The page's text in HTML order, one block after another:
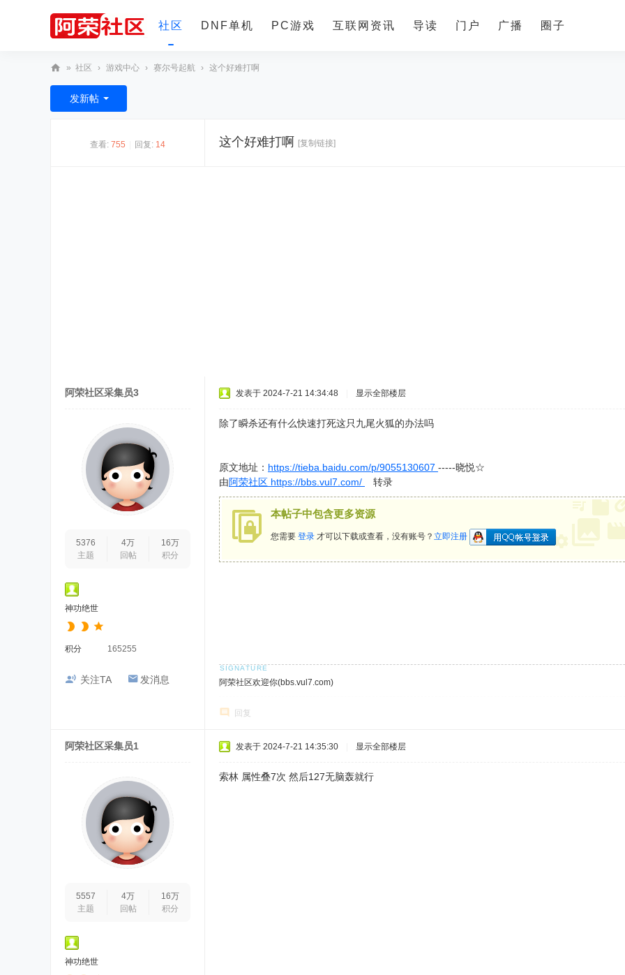
社区 DNF单机 PC游戏 互联网资讯 导读 门户 广播 圈子
阿
荣
» 社区 › 游戏中心 › 赛尔号起航 › 这个好难打啊
发新帖
查看: 755 回复: 14 这个好难打啊 [复制链接]
阿荣社区采集员3
5376
主题
4万
回帖
16万
积分
神功绝世
积分 165255
关注TA 发消息
发表于 2024-7-21 14:34:48 显示全部楼层
除了瞬杀还有什么快速打死这只九尾火狐的办法吗
原文地址： https://tieba.baidu.com/p/9055130607 -----晓悦☆
由阿荣社区 https://bbs.vul7.com/ 转录
本帖子中包含更多资源
您需要 登录 才可以下载或查看，没有账号？ 立即注册
阿荣社区欢迎你(bbs.vul7.com)
回复
阿荣社区采集员1
5557
主题
4万
回帖
16万
积分
神功绝世
发表于 2024-7-21 14:35:30 显示全部楼层
索林 属性叠7次 然后127无脑轰就行